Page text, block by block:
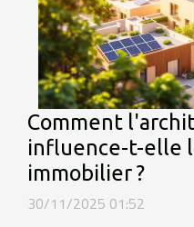
Comment
influence-t-elle
immobilier ?
30/11/2025 01:52